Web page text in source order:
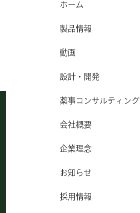
ホーム
製品情報
動画
設計・開発
薬事コンサルティング
会社概要
企業理念
お知らせ
採用情報